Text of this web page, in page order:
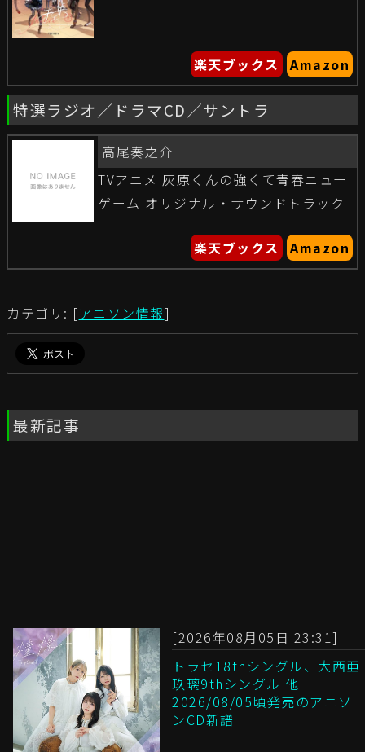
楽天ブックス Amazon
特選ラジオ／ドラマCD／サントラ
高尾奏之介
TVアニメ 灰原くんの強くて青春ニュー
ゲーム オリジナル・サウンドトラック
楽天ブックス Amazon
カテゴリ: [アニソン情報]
最新記事
[2026年08月05日 23:31]
トラセ18thシングル、大西亜
玖璃9thシングル 他
2026/08/05頃発売のアニソ
ンCD新譜